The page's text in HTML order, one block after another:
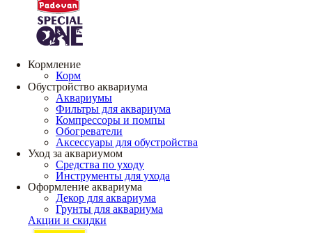
Кормление
Корм
Обустройство аквариума
Аквариумы
Фильтры для аквариума
Компрессоры и помпы
Обогреватели
Аксессуары для обустройства
Уход за аквариумом
Средства по уходу
Инструменты для ухода
Оформление аквариума
Декор для аквариума
Грунты для аквариума
Акции и скидки